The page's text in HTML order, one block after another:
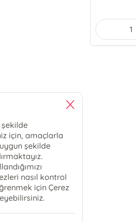
için, amaçlarla
uygun şekilde
nasıl kontrol
için Çerez